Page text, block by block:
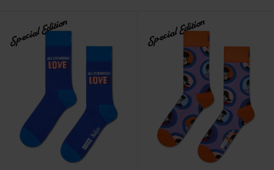
Special Edition Special Edition